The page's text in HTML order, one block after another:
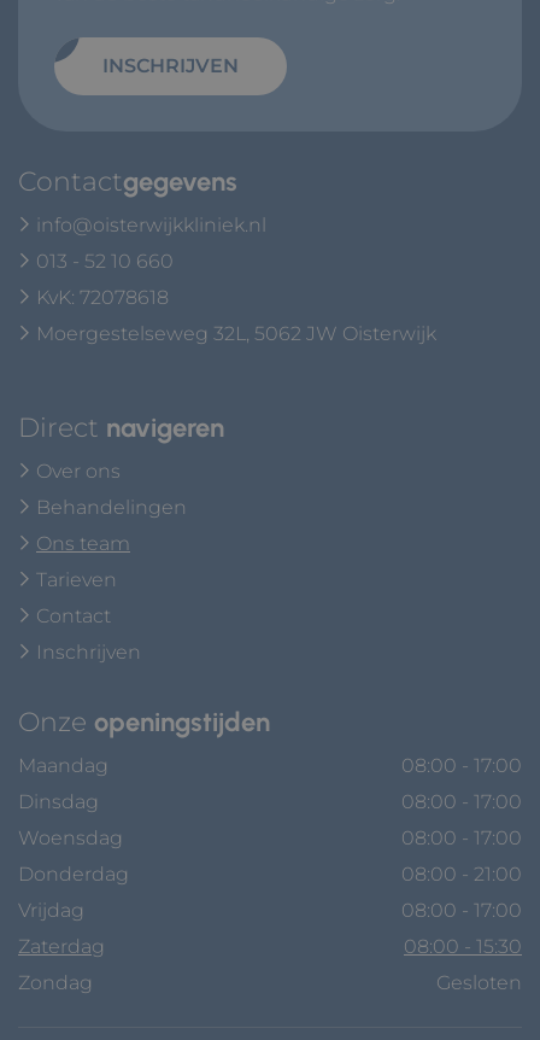
INSCHRIJVEN
Contactgegevens
info@oisterwijkkliniek.nl
013 - 52 10 660
KvK: 72078618
Moergestelseweg 32L, 5062 JW Oisterwijk
Direct navigeren
Over ons
Behandelingen
Ons team
Tarieven
Contact
Inschrijven
Onze openingstijden
Maandag
08:00 - 17:00
Dinsdag
08:00 - 17:00
Woensdag
08:00 - 17:00
Donderdag
08:00 - 21:00
Vrijdag
08:00 - 17:00
Zaterdag
08:00 - 15:30
Zondag
Gesloten